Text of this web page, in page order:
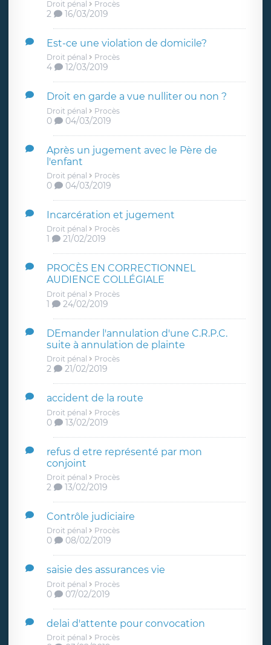
Droit pénal Procès
2 16/03/2019
Est-ce une violation de domicile?
Droit pénal Procès
4 12/03/2019
Droit en garde a vue nulliter ou non ?
Droit pénal Procès
0 04/03/2019
Après un jugement avec le Père de
l'enfant
Droit pénal Procès
0 04/03/2019
Incarcération et jugement
Droit pénal Procès
1 21/02/2019
PROCÈS EN CORRECTIONNEL
AUDIENCE COLLÉGIALE
Droit pénal Procès
1 24/02/2019
DEmander l'annulation d'une C.R.P.C.
suite à annulation de plainte
Droit pénal Procès
2 21/02/2019
accident de la route
Droit pénal Procès
0 13/02/2019
refus d etre représenté par mon
conjoint
Droit pénal Procès
2 13/02/2019
Contrôle judiciaire
Droit pénal Procès
0 08/02/2019
saisie des assurances vie
Droit pénal Procès
0 07/02/2019
delai d'attente pour convocation
Droit pénal Procès